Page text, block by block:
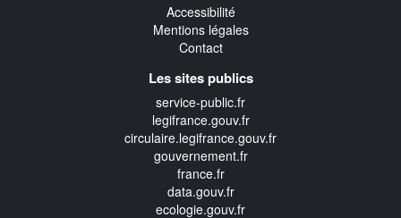
Accessibilité
Mentions légales
Contact
Les sites publics
service-public.fr
legifrance.gouv.fr
circulaire.legifrance.gouv.fr
gouvernement.fr
france.fr
data.gouv.fr
ecologie.gouv.fr